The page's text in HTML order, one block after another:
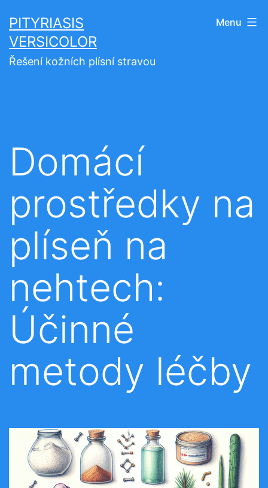
obsahu
PITYRIASIS
VERSICOLOR
Řešení kožních plísní stravou
Menu
Domácí
prostředky na
plíseň na
nehtech:
Účinné
metody léčby